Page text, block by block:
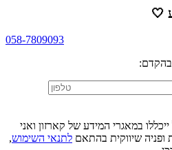
🤍
058-7809093
בהקדם:
במאגרי המידע של קארזון ואני
שיווקית בהתאם לתנאי השימוש,